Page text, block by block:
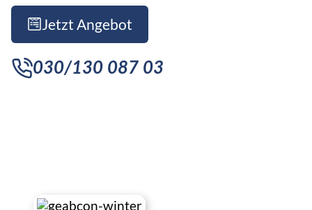
Jetzt Angebot
030/130 087 03
Professioneller
Schneeabtransport